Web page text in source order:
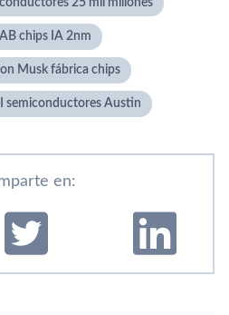
chips IA 2nm
Musk fábrica chips
semiconductores Austin
en: